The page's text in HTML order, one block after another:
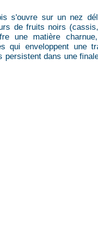
s'ouvre sur un nez
de fruits noirs
une matière
qui enveloppent une
dans une